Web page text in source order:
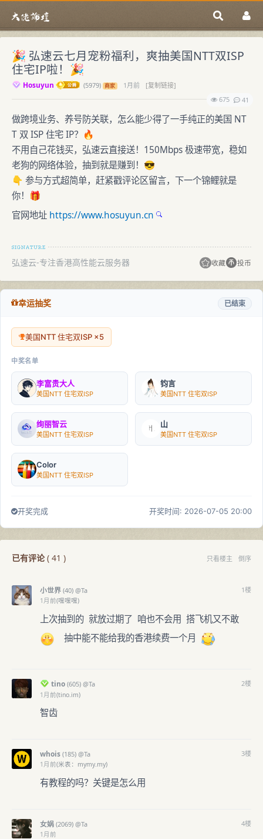
🎉 弘速云七月宠粉福利，爽抽美国NTT双ISP
住宅IP啦！🎉
Hosuyun (5979) 商家 1月前
[复制链接]
675
41
做跨境业务、养号防关联，怎么能少得了一手纯正的美国 NT
T 双 ISP 住宅 IP？🔥
不用自己花钱买，弘速云直接送！150Mbps 极速带宽，稳如
老狗的网络体验，抽到就是赚到！😎
👇 参与方式超简单，赶紧戳评论区留言，下一个锦鲤就是
你！🎁
官网地址 https://www.hosuyun.cn
弘速云-专注香港高性能云服务器 收藏 投币
幸运抽奖 已结束
美国NTT 住宅双ISP ×5
中奖名单
李富贵大人
美国NTT 住宅双ISP
钧言
美国NTT 住宅双ISP
绚丽智云
美国NTT 住宅双ISP
山
美国NTT 住宅双ISP
Color
美国NTT 住宅双ISP
开奖完成 开奖时间: 2026-07-05 20:00
已有评论( 41 ) 只看楼主 倒序
小世界(40) @Ta
1月前(嘿嘿嘿)
1楼
上次抽到的 就放过期了 咱也不会用 搭飞机又不敢
抽中能不能给我的香港续费一个月
tino(605) @Ta
1月前(tino.im)
2楼
智齿
whois(185) @Ta
1月前(米表：mymy.my)
3楼
有教程的吗？关键是怎么用
女娲(2069) @Ta
1月前
4楼